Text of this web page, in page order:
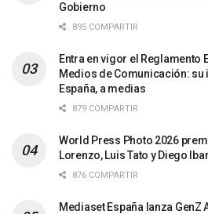
Gobierno
895 COMPARTIR
Entra en vigor el Reglamento
Medios de Comunicación: su
España, a medias
879 COMPARTIR
World Press Photo 2026
Lorenzo, Luis Tato y Diego
876 COMPARTIR
Mediaset España lanza